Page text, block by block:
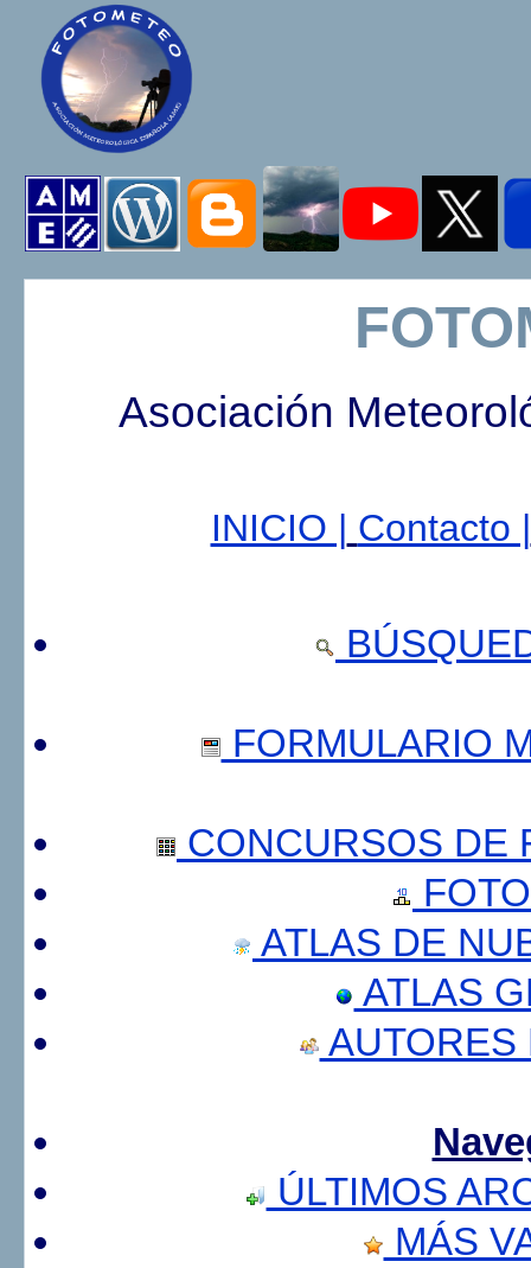
Asociación
INICIO | Contacto |
FORMULARIO
CONCURSOS DE
ATLAS DE
ATLAS
AUTORES
ÚLTIMOS
MÁS